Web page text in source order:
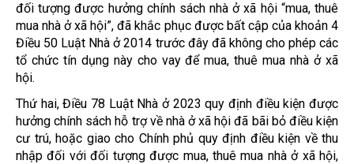
đối tượng được hưởng chính sách nhà ở xã hội “mua, thuê
mua nhà ở xã hội”, đã khắc phục được bất cập của khoản 4
Điều 50 Luật Nhà ở 2014 trước đây đã không cho phép các
tổ chức tín dụng này cho vay để mua, thuê mua nhà ở xã
hội.
Thứ hai, Điều 78 Luật Nhà ở 2023 quy định điều kiện được
hưởng chính sách hỗ trợ về nhà ở xã hội đã bãi bỏ điều kiện
cư trú, hoặc giao cho Chính phủ quy định điều kiện về thu
nhập đối với đối tượng được mua, thuê mua nhà ở xã hội,